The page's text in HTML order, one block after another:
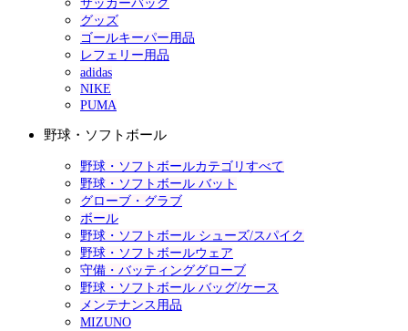
サッカーバッグ
グッズ
ゴールキーパー用品
レフェリー用品
adidas
NIKE
PUMA
野球・ソフトボール
野球・ソフトボールカテゴリすべて
野球・ソフトボール バット
グローブ・グラブ
ボール
野球・ソフトボール シューズ/スパイク
野球・ソフトボールウェア
守備・バッティンググローブ
野球・ソフトボール バッグ/ケース
メンテナンス用品
MIZUNO